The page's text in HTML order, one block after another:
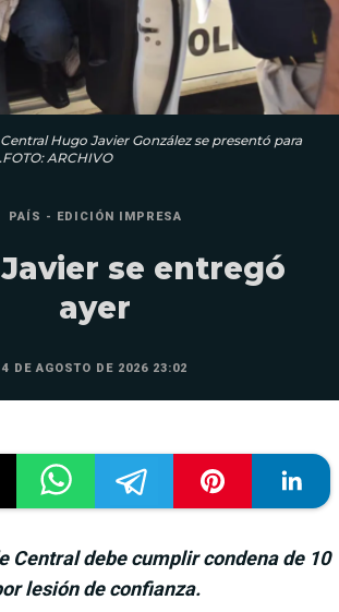
Hugo Javier González se presentó para
ARCHIVO
PAÍS - EDICIÓN IMPRESA
se entregó
ayer
4 DE AGOSTO DE 2026 23:02
Central debe cumplir condena de 10
lesión de confianza.